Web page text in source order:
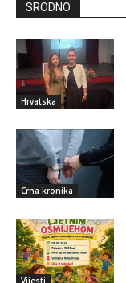
SRODNO
Hrvatska
Crna kronika
Vijesti